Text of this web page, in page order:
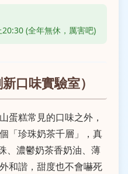
(全年無休，厲害吧)
口味實驗室）
蛋糕常見的口味之外，
「珍珠奶茶千層」，真
、濃鬱奶茶香奶油、薄
和諧，甜度也不會嚇死